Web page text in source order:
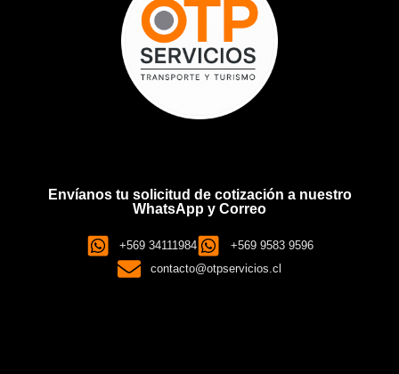
Envíanos tu solicitud de cotización a nuestro
WhatsApp y Correo
+569 34111984
+569 9583 9596
contacto@otpservicios.cl